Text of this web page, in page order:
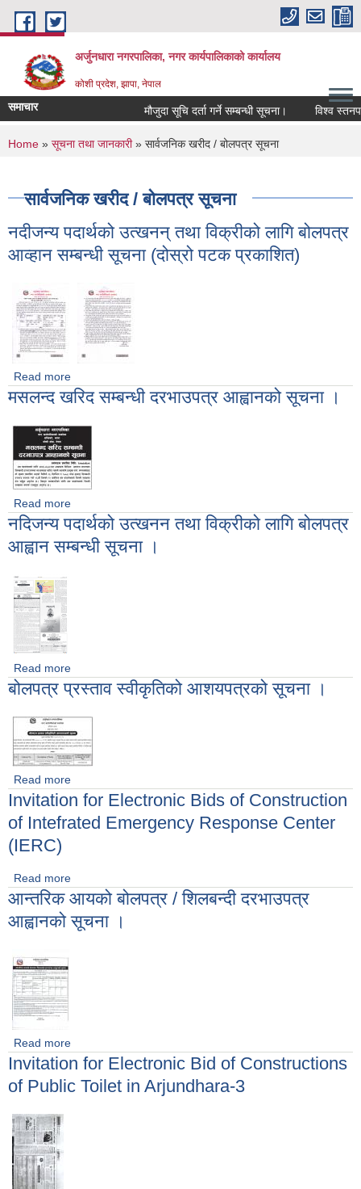
Skip to main content
अर्जुनधारा नगरपालिका, नगर कार्यपालिकाको कार्यालय
कोशी प्रदेश, झापा, नेपाल
समाचार मौजुदा सूचि दर्ता गर्ने सम्बन्धी सूचना। विश्व
You are here
Home » सूचना तथा जानकारी» सार्वजनिक खरीद / बोलपत्र सूचना
सार्वजनिक खरीद / बोलपत्र सूचना
नदीजन्य पदार्थको उत्खनन् तथा विक्रीको लागि बोलपत्र
आव्हान सम्बन्धी सूचना (दोस्रो पटक प्रकाशित)
Read more
सम्बन्धी सूचना (दोस्रो पटक प्रकाशित)
मसलन्द खरिद सम्बन्धी दरभाउपत्र आह्वानको सूचना ।
Read more
नदिजन्य पदार्थको उत्खनन तथा विक्रीको लागि बोलपत्र
आह्वान सम्बन्धी सूचना ।
Read more
सम्बन्धी सूचना ।
बोलपत्र प्रस्ताव स्वीकृतिको आशयपत्रको सूचना ।
Read more
Invitation for Electronic Bids of Construction
of Intefrated Emergency Response Center
(IERC)
Read more
Intefrated Emergency Response Center (IERC)
आन्तरिक आयको बोलपत्र / शिलबन्दी दरभाउपत्र
आह्वानको सूचना ।
Read more
।
Invitation for Electronic Bid of Constructions
of Public Toilet in Arjundhara-3